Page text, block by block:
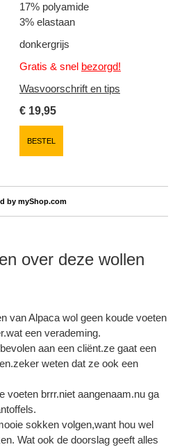
17% polyamide
3% elastaan
donkergrijs
Gratis & snel bezorgd!
Wasvoorschrift en tips
€ 19,95
BESTEL
by myShop.com
over deze wollen
van Alpaca wol geen koude voeten
een verademing.
aan een cliënt.ze gaat een
weten dat ze ook een
voeten brrr.niet aangenaam.nu ga
sokken volgen,want hou wel
Wat ook de doorslag geeft alles